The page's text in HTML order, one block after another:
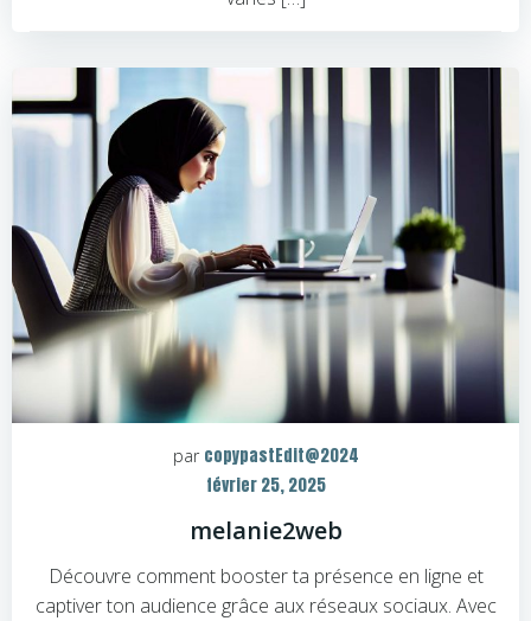
par copypastEdit@2024
février 25, 2025
melanie2web
Découvre comment booster ta présence en ligne et
captiver ton audience grâce aux réseaux sociaux. Avec